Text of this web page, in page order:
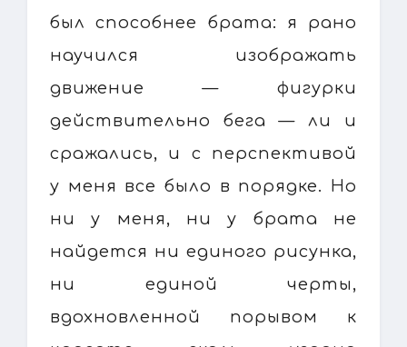
был способнее брата: я рано
научился изображать
движение — фигурки
действительно бега — ли и
сражались, и с перспективой
у меня все было в порядке. Но
ни у меня, ни у брата не
найдется ни единого рисунка,
ни единой черты,
вдохновленной порывом к